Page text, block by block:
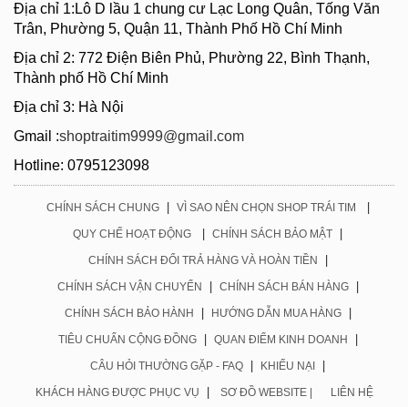
Địa chỉ 1:Lô D lầu 1 chung cư Lạc Long Quân, Tống Văn
Trân, Phường 5, Quận 11, Thành Phố Hồ Chí Minh
Địa chỉ 2: 772 Điện Biên Phủ, Phường 22, Bình Thạnh,
Thành phố Hồ Chí Minh
Địa chỉ 3: Hà Nội
Gmail :shoptraitim9999@gmail.com
Hotline: 0795123098
CHÍNH SÁCH CHUNG | VÌ SAO NÊN CHỌN SHOP TRÁI TIM |
QUY CHẾ HOẠT ĐỘNG | CHÍNH SÁCH BẢO MẬT |
CHÍNH SÁCH ĐỔI TRẢ HÀNG VÀ HOÀN TIỀN |
CHÍNH SÁCH VẬN CHUYỂN | CHÍNH SÁCH BÁN HÀNG |
CHÍNH SÁCH BẢO HÀNH | HƯỚNG DẪN MUA HÀNG |
TIÊU CHUẨN CỘNG ĐỒNG | QUAN ĐIỂM KINH DOANH |
CÂU HỎI THƯỜNG GẶP - FAQ | KHIẾU NẠI |
KHÁCH HÀNG ĐƯỢC PHỤC VỤ | SƠ ĐỒ WEBSITE | LIÊN HỆ